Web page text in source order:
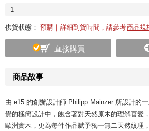
商品故事
由 e15 的創辦設計師 Philipp Mainzer 所設計的
覺的極簡設計中，飽含著對天然原木的理解喜愛
歐洲實木，更為每件作品賦予獨一無二天然紋理
1
供貨狀態： 預購｜詳細到貨時間，請參考商品規
直接購買